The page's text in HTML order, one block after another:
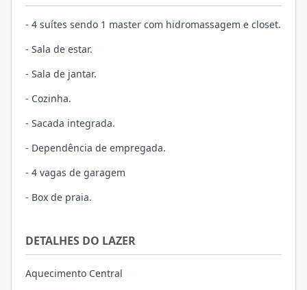
- 4 suítes sendo 1 master com hidromassagem e closet.
- Sala de estar.
- Sala de jantar.
- Cozinha.
- Sacada integrada.
- Dependência de empregada.
- 4 vagas de garagem
- Box de praia.
DETALHES DO LAZER
Aquecimento Central